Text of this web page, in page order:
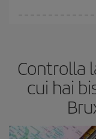
Controlla
cui hai